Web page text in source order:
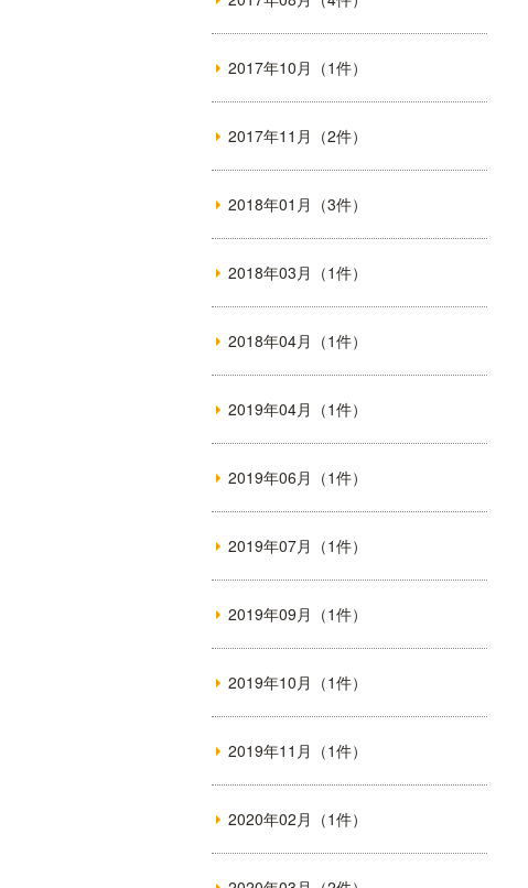
2017年10月（1件）
2017年11月（2件）
2018年01月（3件）
2018年03月（1件）
2018年04月（1件）
2019年04月（1件）
2019年06月（1件）
2019年07月（1件）
2019年09月（1件）
2019年10月（1件）
2019年11月（1件）
2020年02月（1件）